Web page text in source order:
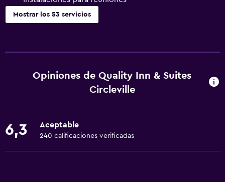
Mostrar los 53 servicios
Minibar
Microondas
Máquina expendedora (bebidas)
Máquina expendedora (botanas)
Opiniones de Quality Inn & Suites
Circleville
6,3 Aceptable
240 calificaciones verificadas